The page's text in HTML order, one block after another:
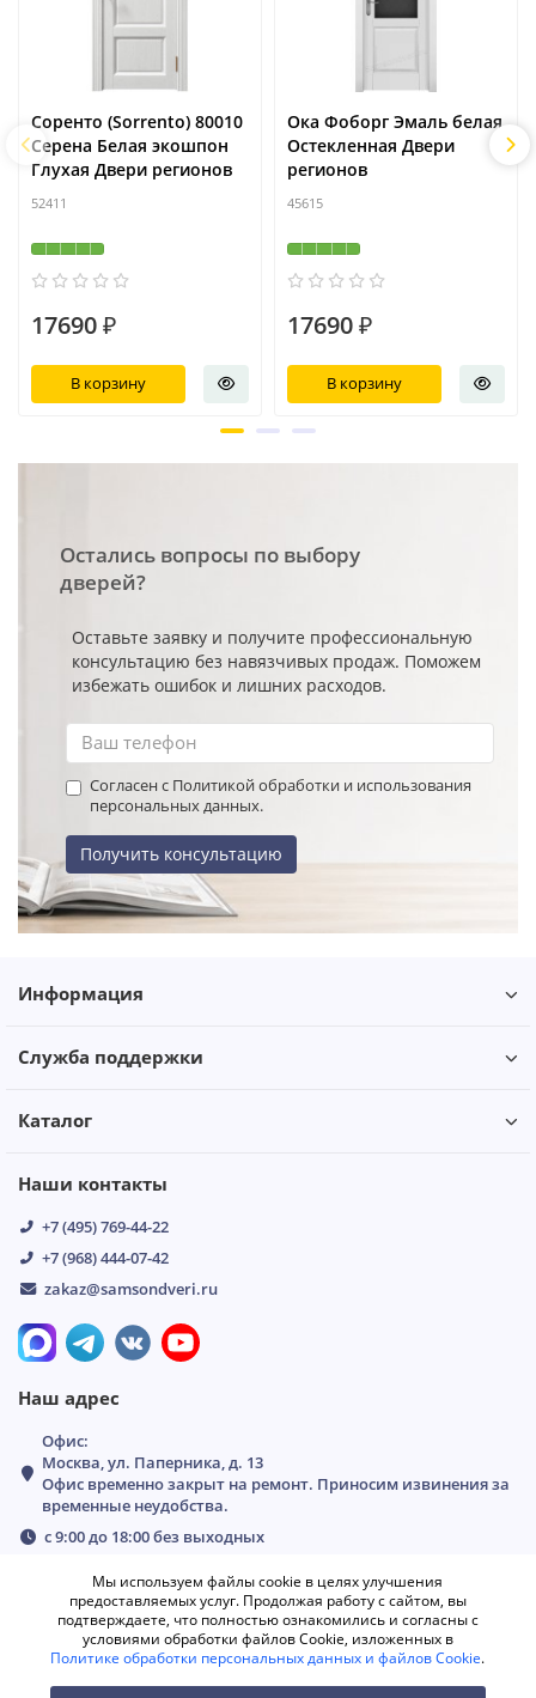
Соренто (Sorrento) 80010
Серена Белая экошпон
Глухая Двери регионов
52411
17690 ₽
В корзину
Ока Фоборг Эмаль белая
Остекленная Двери
регионов
45615
17690 ₽
В корзину
Остались вопросы по выбору
дверей?
Оставьте заявку и получите профессиональную
консультацию без навязчивых продаж. Поможем
избежать ошибок и лишних расходов.
Согласен с Политикой обработки и использования
персональных данных.
Получить консультацию
Информация
Служба поддержки
Каталог
Наши контакты
+7 (495) 769-44-22
+7 (968) 444-07-42
zakaz@samsondveri.ru
Наш адрес
Офис:
Москва, ул. Паперника, д. 13
Офис временно закрыт на ремонт. Приносим извинения за
временные неудобства.
с 9:00 до 18:00 без выходных
Мы используем файлы cookie в целях улучшения
предоставляемых услуг. Продолжая работу с сайтом, вы
подтверждаете, что полностью ознакомились и согласны с
условиями обработки файлов Cookie, изложенных в
Политике обработки персональных данных и файлов Cookie.